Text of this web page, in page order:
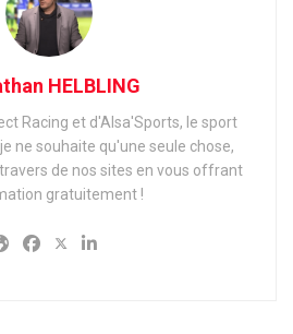
HELBLING
Racing et d'Alsa'Sports, le sport
ne souhaite qu'une seule chose,
de nos sites en vous offrant
gratuitement !